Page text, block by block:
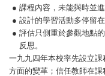
● 課程內容，未能與時並
● 設計的學習活動多停留
● 評估只側重於參觀地點
反思。
一九九四年本校率先設立
方面的變革；信任教師在